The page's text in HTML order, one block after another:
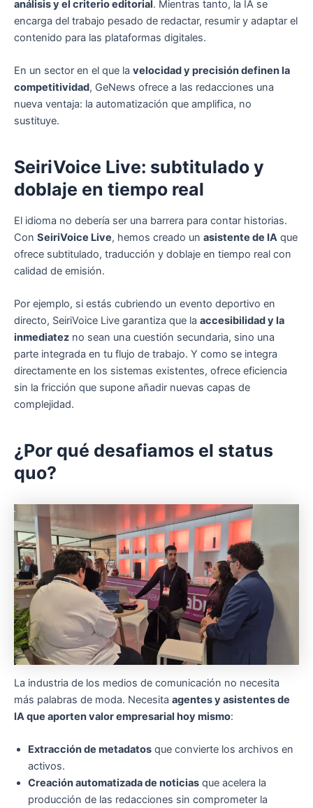
análisis y el criterio editorial. Mientras tanto, la IA se
encarga del trabajo pesado de redactar, resumir y adaptar el
contenido para las plataformas digitales.
En un sector en el que la velocidad y precisión definen la
competitividad, GeNews ofrece a las redacciones una
nueva ventaja: la automatización que amplifica, no
sustituye.
SeiriVoice Live: subtitulado y
doblaje en tiempo real
El idioma no debería ser una barrera para contar historias.
Con SeiriVoice Live, hemos creado un asistente de IA que
ofrece subtitulado, traducción y doblaje en tiempo real con
calidad de emisión.
Por ejemplo, si estás cubriendo un evento deportivo en
directo, SeiriVoice Live garantiza que la accesibilidad y la
inmediatez no sean una cuestión secundaria, sino una
parte integrada en tu flujo de trabajo. Y como se integra
directamente en los sistemas existentes, ofrece eficiencia
sin la fricción que supone añadir nuevas capas de
complejidad.
¿Por qué desafiamos el status
quo?
La industria de los medios de comunicación no necesita
más palabras de moda. Necesita agentes y asistentes de
IA que aporten valor empresarial hoy mismo:
Extracción de metadatos que convierte los archivos en
activos.
Creación automatizada de noticias que acelera la
producción de las redacciones sin comprometer la